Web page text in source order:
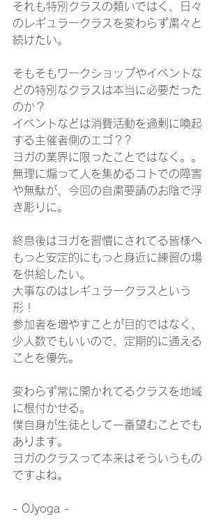
それも特別クラスの類いではく、日々
のレギュラークラスを変わらず粛々と
続けたい。
そもそもワークショップやイベントな
どの特別なクラスは本当に必要だった
のか？
イベントなどは消費活動を過剰に喚起
する主催者側のエゴ？?
ヨガの業界に限ったことではなく。。
無理に煽って人を集めるコトでの障害
や無駄が、今回の自粛要請のお陰で浮
き彫りに。
終息後はヨガを習慣にされてる皆様へ
もっと安定的にもっと身近に練習の場
を供給したい。
大事なのはレギュラークラスという
形！
参加者を増やすことが目的ではなく、
少人数でもいいので、定期的に通える
ことを優先。
変わらず常に開かれてるクラスを地域
に根付かせる。
僕自身が生徒として一番望むことでも
あります。
ヨガのクラスって本来はそういうもの
ですよね。
- OJyoga -